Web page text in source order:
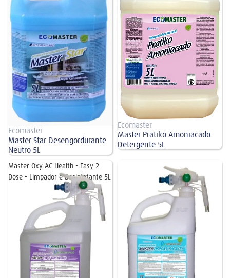
Ecomaster
Master Star Desengordurante
Neutro 5L
Ecomaster
Master Pratiko Amoniacado
Detergente 5L
Master Oxy AC Health - Easy 2
Dose - Limpador e Desinfetante 5L
Master Oxy AC Multi Limpador -
Easy 2 Dose - Limpador 5L